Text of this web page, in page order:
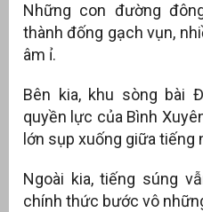
Những con đường
thành đống gạch vụn,
âm ỉ.
Bên kia, khu sòng bài
quyền lực của Bình
lớn sụp xuống giữa tiếng
Ngoài kia, tiếng súng
chính thức bước vô